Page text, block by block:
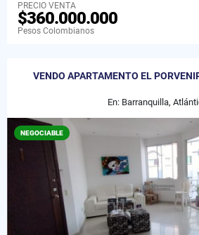
PRECIO VENTA
$360.000.000
Pesos Colombianos
VENDO APARTAMENTO EL
En: Barranquilla,
NEGOCIABLE